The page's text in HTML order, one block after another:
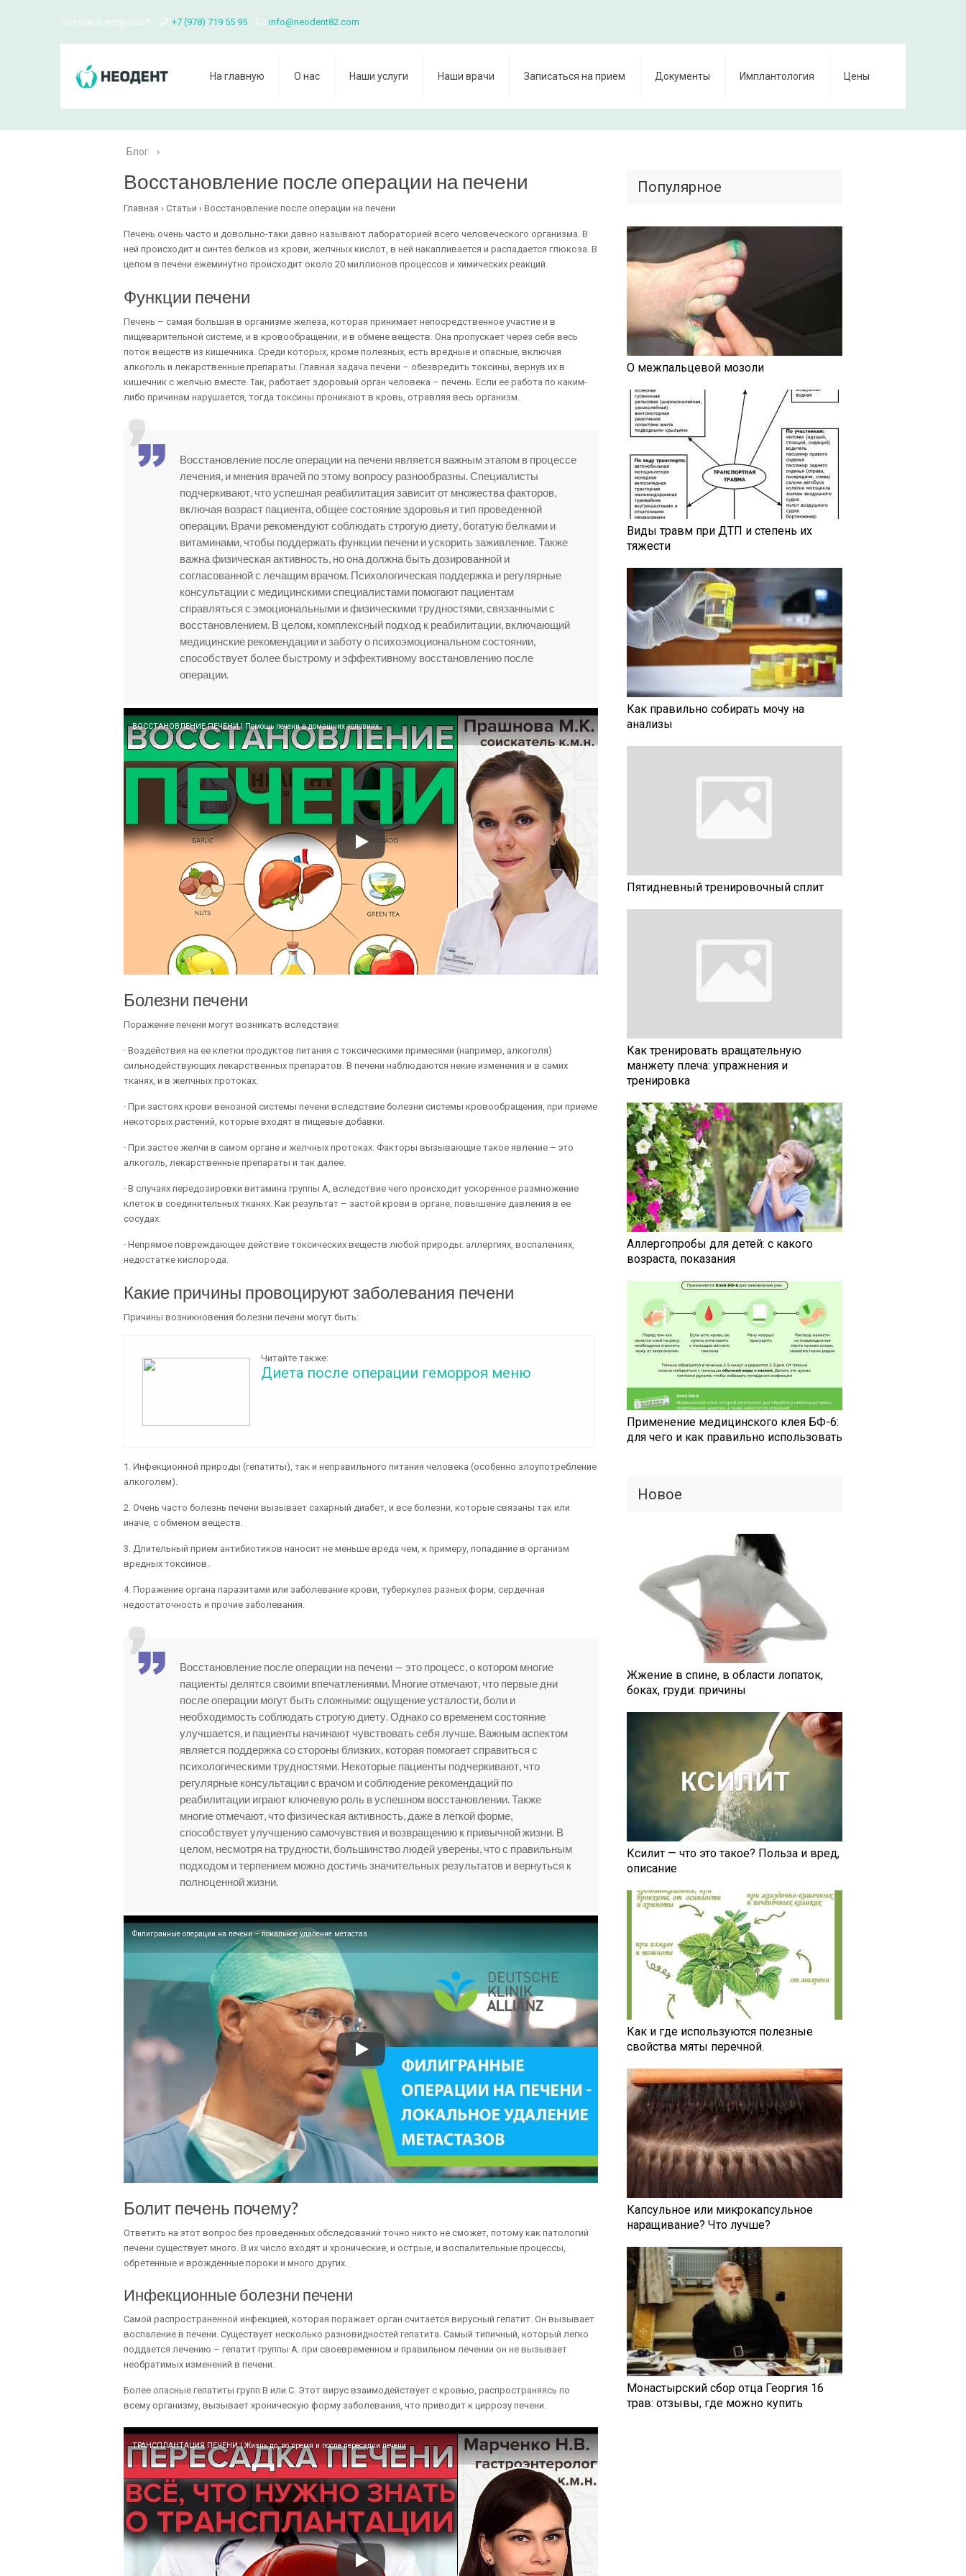
Остались вопросы? +7 (978) 719 55 95 info@neodent82.com
На главную О нас Наши услуги Наши врачи Записаться на прием Документы Имплантология Цены
Блог ›
Восстановление после операции на печени
Главная › Статьи › Восстановление после операции на печени
Печень очень часто и довольно-таки давно называют лабораторией всего человеческого организма. В
ней происходит и синтез белков из крови, желчных кислот, в ней накапливается и распадается глюкоза. В
целом в печени ежеминутно происходит около 20 миллионов процессов и химических реакций.
Функции печени
Печень – самая большая в организме железа, которая принимает непосредственное участие и в
пищеварительной системе, и в кровообращении, и в обмене веществ. Она пропускает через себя весь
поток веществ из кишечника. Среди которых, кроме полезных, есть вредные и опасные, включая
алкоголь и лекарственные препараты. Главная задача печени – обезвредить токсины, вернув их в
кишечник с желчью вместе. Так, работает здоровый орган человека – печень. Если ее работа по каким-
либо причинам нарушается, тогда токсины проникают в кровь, отравляя весь организм.
Восстановление после операции на печени является важным этапом в процессе
лечения, и мнения врачей по этому вопросу разнообразны. Специалисты
подчеркивают, что успешная реабилитация зависит от множества факторов,
включая возраст пациента, общее состояние здоровья и тип проведенной
операции. Врачи рекомендуют соблюдать строгую диету, богатую белками и
витаминами, чтобы поддержать функции печени и ускорить заживление. Также
важна физическая активность, но она должна быть дозированной и
согласованной с лечащим врачом. Психологическая поддержка и регулярные
консультации с медицинскими специалистами помогают пациентам
справляться с эмоциональными и физическими трудностями, связанными с
восстановлением. В целом, комплексный подход к реабилитации, включающий
медицинские рекомендации и заботу о психоэмоциональном состоянии,
способствует более быстрому и эффективному восстановлению после
операции.
ВОССТАНОВЛЕНИЕ ПЕЧЕНИ | Помощь печени в домашних условиях
Болезни печени
Поражение печени могут возникать вследствие:
· Воздействия на ее клетки продуктов питания с токсическими примесями (например, алкоголя)
сильнодействующих лекарственных препаратов. В печени наблюдаются некие изменения и в самих
тканях, и в желчных протоках.
· При застоях крови венозной системы печени вследствие болезни системы кровообращения, при приеме
некоторых растений, которые входят в пищевые добавки.
· При застое желчи в самом органе и желчных протоках. Факторы вызывающие такое явление – это
алкоголь, лекарственные препараты и так далее.
· В случаях передозировки витамина группы А, вследствие чего происходит ускоренное размножение
клеток в соединительных тканях. Как результат – застой крови в органе, повышение давления в ее
сосудах.
· Непрямое повреждающее действие токсических веществ любой природы: аллергиях, воспалениях,
недостатке кислорода.
Какие причины провоцируют заболевания печени
Причины возникновения болезни печени могут быть:
Читайте также:
Диета после операции геморроя меню
1. Инфекционной природы (гепатиты), так и неправильного питания человека (особенно злоупотребление
алкоголем).
2. Очень часто болезнь печени вызывает сахарный диабет, и все болезни, которые связаны так или
иначе, с обменом веществ.
3. Длительный прием антибиотиков наносит не меньше вреда чем, к примеру, попадание в организм
вредных токсинов.
4. Поражение органа паразитами или заболевание крови, туберкулез разных форм, сердечная
недостаточность и прочие заболевания.
Восстановление после операции на печени — это процесс, о котором многие
пациенты делятся своими впечатлениями. Многие отмечают, что первые дни
после операции могут быть сложными: ощущение усталости, боли и
необходимость соблюдать строгую диету. Однако со временем состояние
улучшается, и пациенты начинают чувствовать себя лучше. Важным аспектом
является поддержка со стороны близких, которая помогает справиться с
психологическими трудностями. Некоторые пациенты подчеркивают, что
регулярные консультации с врачом и соблюдение рекомендаций по
реабилитации играют ключевую роль в успешном восстановлении. Также
многие отмечают, что физическая активность, даже в легкой форме,
способствует улучшению самочувствия и возвращению к привычной жизни. В
целом, несмотря на трудности, большинство людей уверены, что с правильным
подходом и терпением можно достичь значительных результатов и вернуться к
полноценной жизни.
Филигранные операции на печени – локальное удаление метастаз.
Болит печень почему?
Ответить на этот вопрос без проведенных обследований точно никто не сможет, потому как патологий
печени существует много. В их число входят и хронические, и острые, и воспалительные процессы,
обретенные и врожденные пороки и много других.
Инфекционные болезни печени
Самой распространенной инфекцией, которая поражает орган считается вирусный гепатит. Он вызывает
воспаление в печени. Существует несколько разновидностей гепатита. Самый типичный, который легко
поддается лечению – гепатит группы А. при своевременном и правильном лечении он не вызывает
необратимых изменений в печени.
Более опасные гепатиты групп В или С. Этот вирус взаимодействует с кровью, распространяясь по
всему организму, вызывает хроническую форму заболевания, что приводит к циррозу печени.
ТРАНСПЛАНТАЦИЯ ПЕЧЕНИ | Жизнь до, во время и после пересадки печени
Популярное
О межпальцевой мозоли
Виды травм при ДТП и степень их
тяжести
Как правильно собирать мочу на
анализы
Пятидневный тренировочный сплит
Как тренировать вращательную
манжету плеча: упражнения и
тренировка
Аллергопробы для детей: с какого
возраста, показания
Применение медицинского клея БФ-6:
для чего и как правильно использовать
Новое
Жжение в спине, в области лопаток,
боках, груди: причины
Ксилит — что это такое? Польза и вред,
описание
Как и где используются полезные
свойства мяты перечной.
Капсульное или микрокапсульное
наращивание? Что лучше?
Монастырский сбор отца Георгия 16
трав: отзывы, где можно купить